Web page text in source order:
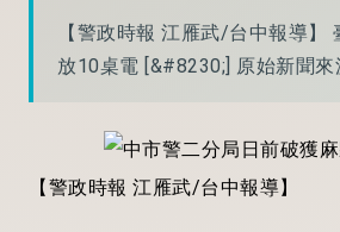
【警政時報 江雁武/台中報導
放10桌電 [&#8230;] 原始新聞
【警政時報 江雁武/台中報導】